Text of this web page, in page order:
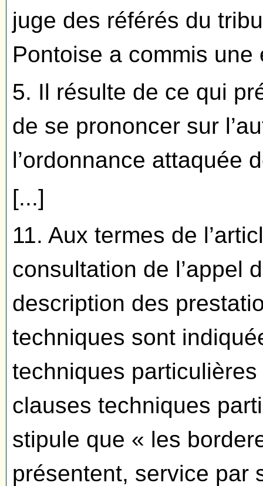
juge des référés du
Pontoise a commis une
5. Il résulte de ce qui
de se prononcer sur
l’ordonnance attaquée
[...]
11. Aux termes de
consultation de l’appel
description des
techniques sont
techniques
clauses techniques
stipule que « les
présentent, service par